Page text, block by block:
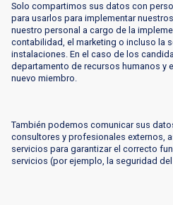
Solo compartimos sus datos con
para usarlos para implementar
nuestro personal a cargo de la
contabilidad, el marketing o incluso la
instalaciones. En el caso de los
departamento de recursos humanos y
nuevo miembro.
También podemos comunicar sus
consultores y profesionales externos,
servicios para garantizar el correcto
servicios (por ejemplo, la seguridad